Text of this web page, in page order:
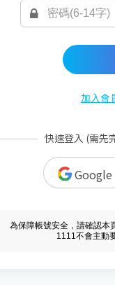
加入會
快速登入 (需先
Google
為保障帳號安全，請確認本
1111不會主動